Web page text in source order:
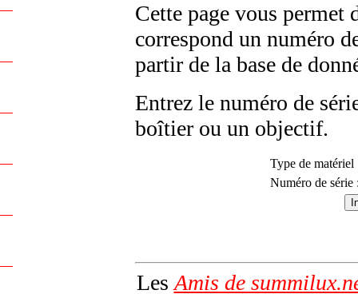
Cette page vous permet
correspond un numéro
partir de la base de
Entrez le numéro de
boîtier ou un objectif.
Type de matériel
Numéro de série
Les Amis de